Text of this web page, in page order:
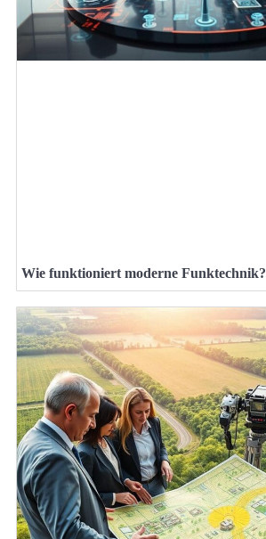
Wie funktioniert moderne Funktechnik?